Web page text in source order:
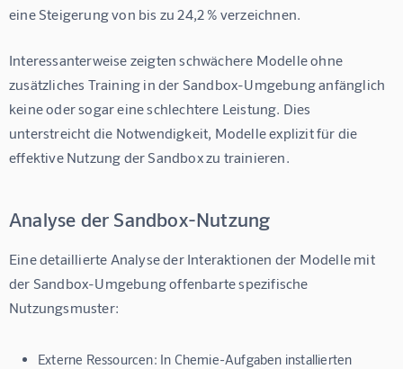
eine Steigerung von bis zu 24,2 % verzeichnen.
Interessanterweise zeigten schwächere Modelle ohne
zusätzliches Training in der Sandbox-Umgebung anfänglich
keine oder sogar eine schlechtere Leistung. Dies
unterstreicht die Notwendigkeit, Modelle explizit für die
effektive Nutzung der Sandbox zu trainieren.
Analyse der Sandbox-Nutzung
Eine detaillierte Analyse der Interaktionen der Modelle mit
der Sandbox-Umgebung offenbarte spezifische
Nutzungsmuster:
Externe Ressourcen: In Chemie-Aufgaben installierten